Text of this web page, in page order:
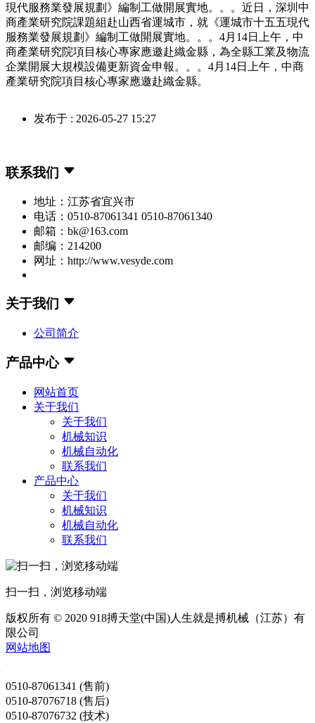
現代服務業發展規劃》編制工做開展實地。。。近日，深圳中
商產業研究院課題組赴山西省運城市，就《運城市十五五現代
服務業發展規劃》編制工做開展實地。。。4月14日上午，中
商產業研究院項目核心專家應邀赴織金縣，為全縣工業及物流
企業開展大規模設備更新資金申報。。。4月14日上午，中商
產業研究院項目核心專家應邀赴織金縣。
发布于 : 2026-05-27 15:27
联系我们
地址：江苏省宜兴市
电话：0510-87061341 0510-87061340
邮箱：bk@163.com
邮编：214200
网址：http://www.vesyde.com
关于我们
公司简介
产品中心
网站首页
关于我们
关于我们
机械知识
机械自动化
联系我们
产品中心
关于我们
机械知识
机械自动化
联系我们
扫一扫，浏览移动端
版权所有 © 2020 918搏天堂(中国)人生就是搏机械（江苏）有
限公司
网站地图
0510-87061341 (售前)
0510-87076718 (售后)
0510-87076732 (技术)